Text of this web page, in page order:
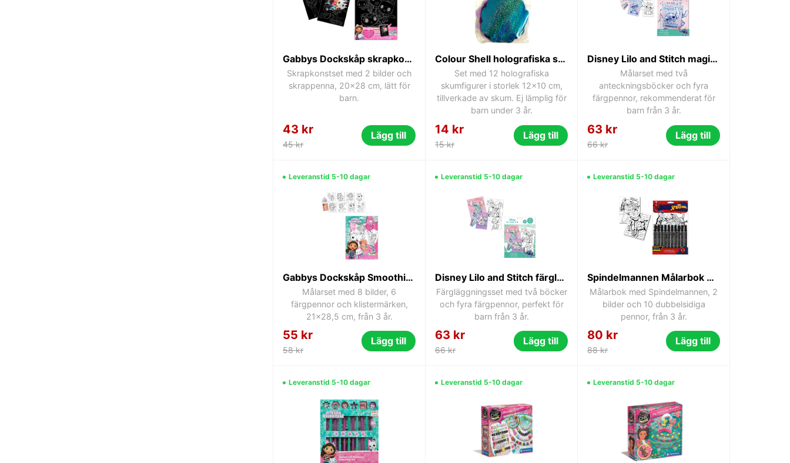
Gabbys Dockskåp skrapkonstset 20x28 cm
Skrapkonstset med 2 bilder och
skrappenna, 20x28 cm, lätt för
barn.
43 kr
45 kr
Lägg till
Colour Shell holografiska skumfigurer 12 st
Set med 12 holografiska
skumfigurer i storlek 12x10 cm,
tillverkade av skum. Ej lämplig för
barn under 3 år.
14 kr
15 kr
Lägg till
Disney Lilo and Stitch magiskt målarset
Målarset med två
anteckningsböcker och fyra
färgpennor, rekommenderat för
barn från 3 år.
63 kr
66 kr
Lägg till
Leveranstid 5-10 dagar
Gabbys Dockskåp Smoothie Land målarset med klistermärken
Målarset med 8 bilder, 6
färgpennor och klistermärken,
21x28,5 cm, från 3 år.
55 kr
58 kr
Lägg till
Leveranstid 5-10 dagar
Disney Lilo and Stitch färgläggningsset
Färgläggningsset med två böcker
och fyra färgpennor, perfekt för
barn från 3 år.
63 kr
66 kr
Lägg till
Leveranstid 5-10 dagar
Spindelmannen Målarbok med Siffror
Målarbok med Spindelmannen, 2
bilder och 10 dubbelsidiga
pennor, från 3 år.
80 kr
88 kr
Lägg till
Leveranstid 5-10 dagar Leveranstid 5-10 dagar Leveranstid 5-10 dagar